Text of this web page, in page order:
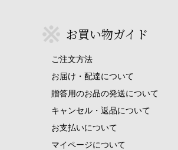
お買い物ガイド
ご注文方法
お届け・配達について
贈答用のお品の発送について
キャンセル・返品について
お支払いについて
マイページについて